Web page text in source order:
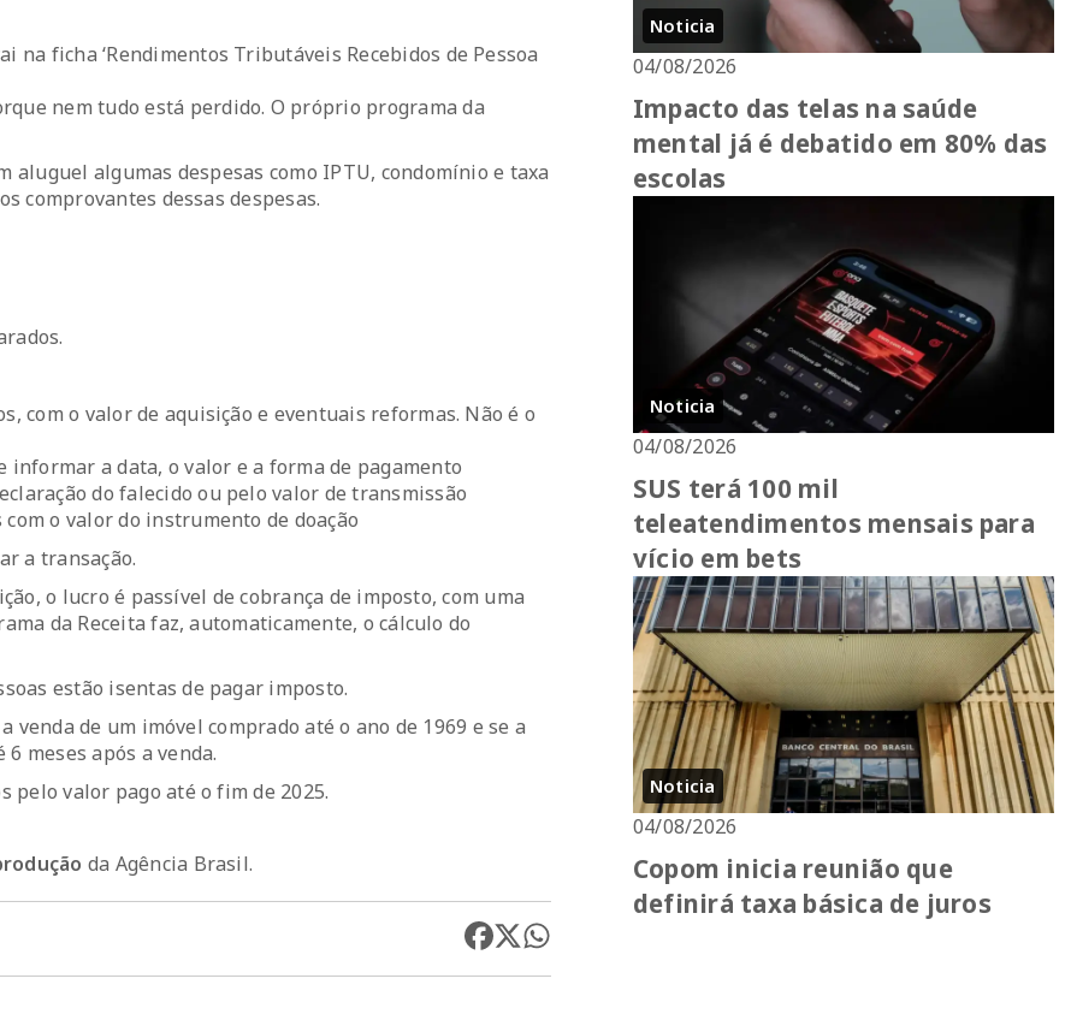
na ficha ‘Rendimentos Tributáveis Recebidos de Pessoa
nem tudo está perdido. O próprio programa da
algumas despesas como IPTU, condomínio e taxa
comprovantes dessas despesas.
com o valor de aquisição e eventuais reformas. Não é o
a data, o valor e a forma de pagamento
do falecido ou pelo valor de transmissão
o valor do instrumento de doação
a transação.
o lucro é passível de cobrança de imposto, com uma
da Receita faz, automaticamente, o cálculo do
estão isentas de pagar imposto.
de um imóvel comprado até o ano de 1969 e se a
meses após a venda.
pelo valor pago até o fim de 2025.
da Agência Brasil.
Noticia
04/08/2026
Impacto das telas na saúde
mental já é debatido em 80% das
escolas
Noticia
04/08/2026
SUS terá 100 mil
teleatendimentos mensais para
vício em bets
Noticia
04/08/2026
Copom inicia reunião que
definirá taxa básica de juros